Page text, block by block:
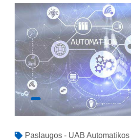
Paslaugos - UAB